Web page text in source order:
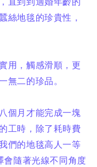
絲地毯的珍貴性，
用，觸感滑順，更
無二的珍品。
個月才能完成一塊
工時，除了耗時費
們的地毯高人一等
會隨著光線不同角度